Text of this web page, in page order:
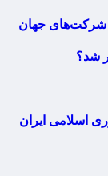
شرکت‌های جهان
شد؟
اسلامی ایران